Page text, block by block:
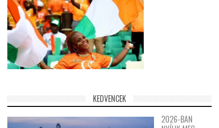
KEDVENCEK
2026-BAN